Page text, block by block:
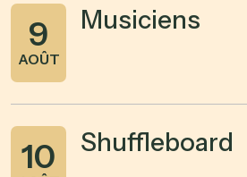
9
AOÛT
Musiciens
10 Shuffleboard